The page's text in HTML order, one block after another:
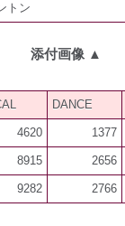
トン
添付画像 ▲
DANCE
4620 1377
8915 2656
9282 2766